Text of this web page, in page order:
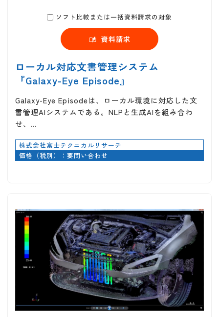
ソフト比較または一括資料請求の対象
資料請求
ローカル対応文書管理システム
『Galaxy-Eye Episode』
Galaxy-Eye Episodeは、ローカル環境に対応した文
書管理AIシステムである。NLPと生成AIを組み合わ
せ、…
株式会社富士テクニカルリサーチ
価格（税別）：要問い合わせ